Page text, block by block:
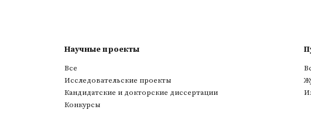
Научные проекты
Все
Исследовательские проекты
Кандидатские и докторские диссертации
Конкурсы